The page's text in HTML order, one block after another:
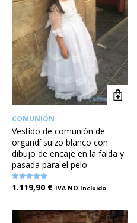
COMUNIÓN
Vestido de comunión de
organdí suizo blanco con
dibujo de encaje en la falda y
pasada para el pelo
Valorado en
5.00
1.119,90 € IVA NO Incluido